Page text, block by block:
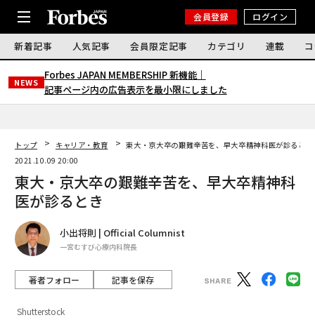
会員登録 ログイン
新着記事 人気記事 会員限定記事 カテゴリ 連載
NEWS
Forbes JAPAN MEMBERSHIP 新機能｜
記事ページ内の広告表示を最小限にしました
トップ キャリア・教育
東大・京大卒の艱難辛苦を、早大卒精神科医が診るとき
2021.10.09 20:00
東大・京大卒の艱難辛苦を、早大卒精神科
医が診るとき
小出将則 | Official Columnist
一宮むすび心療内科院長
著者フォロー 記事を保存
Shutterstock